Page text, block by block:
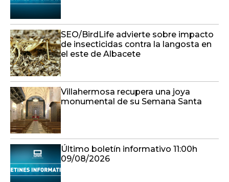
SEO/BirdLife advierte sobre impacto
de insecticidas contra la langosta en
el este de Albacete
Villahermosa recupera una joya
monumental de su Semana Santa
Último boletín informativo 11:00h
09/08/2026